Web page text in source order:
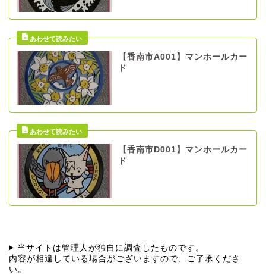
【香南市A001】マンホールカー
ド
【香南市D001】マンホールカー
ド
当サイトは管理人が独自に調査したものです。
内容が相違している場合がございますので、ご了承くださ
い。